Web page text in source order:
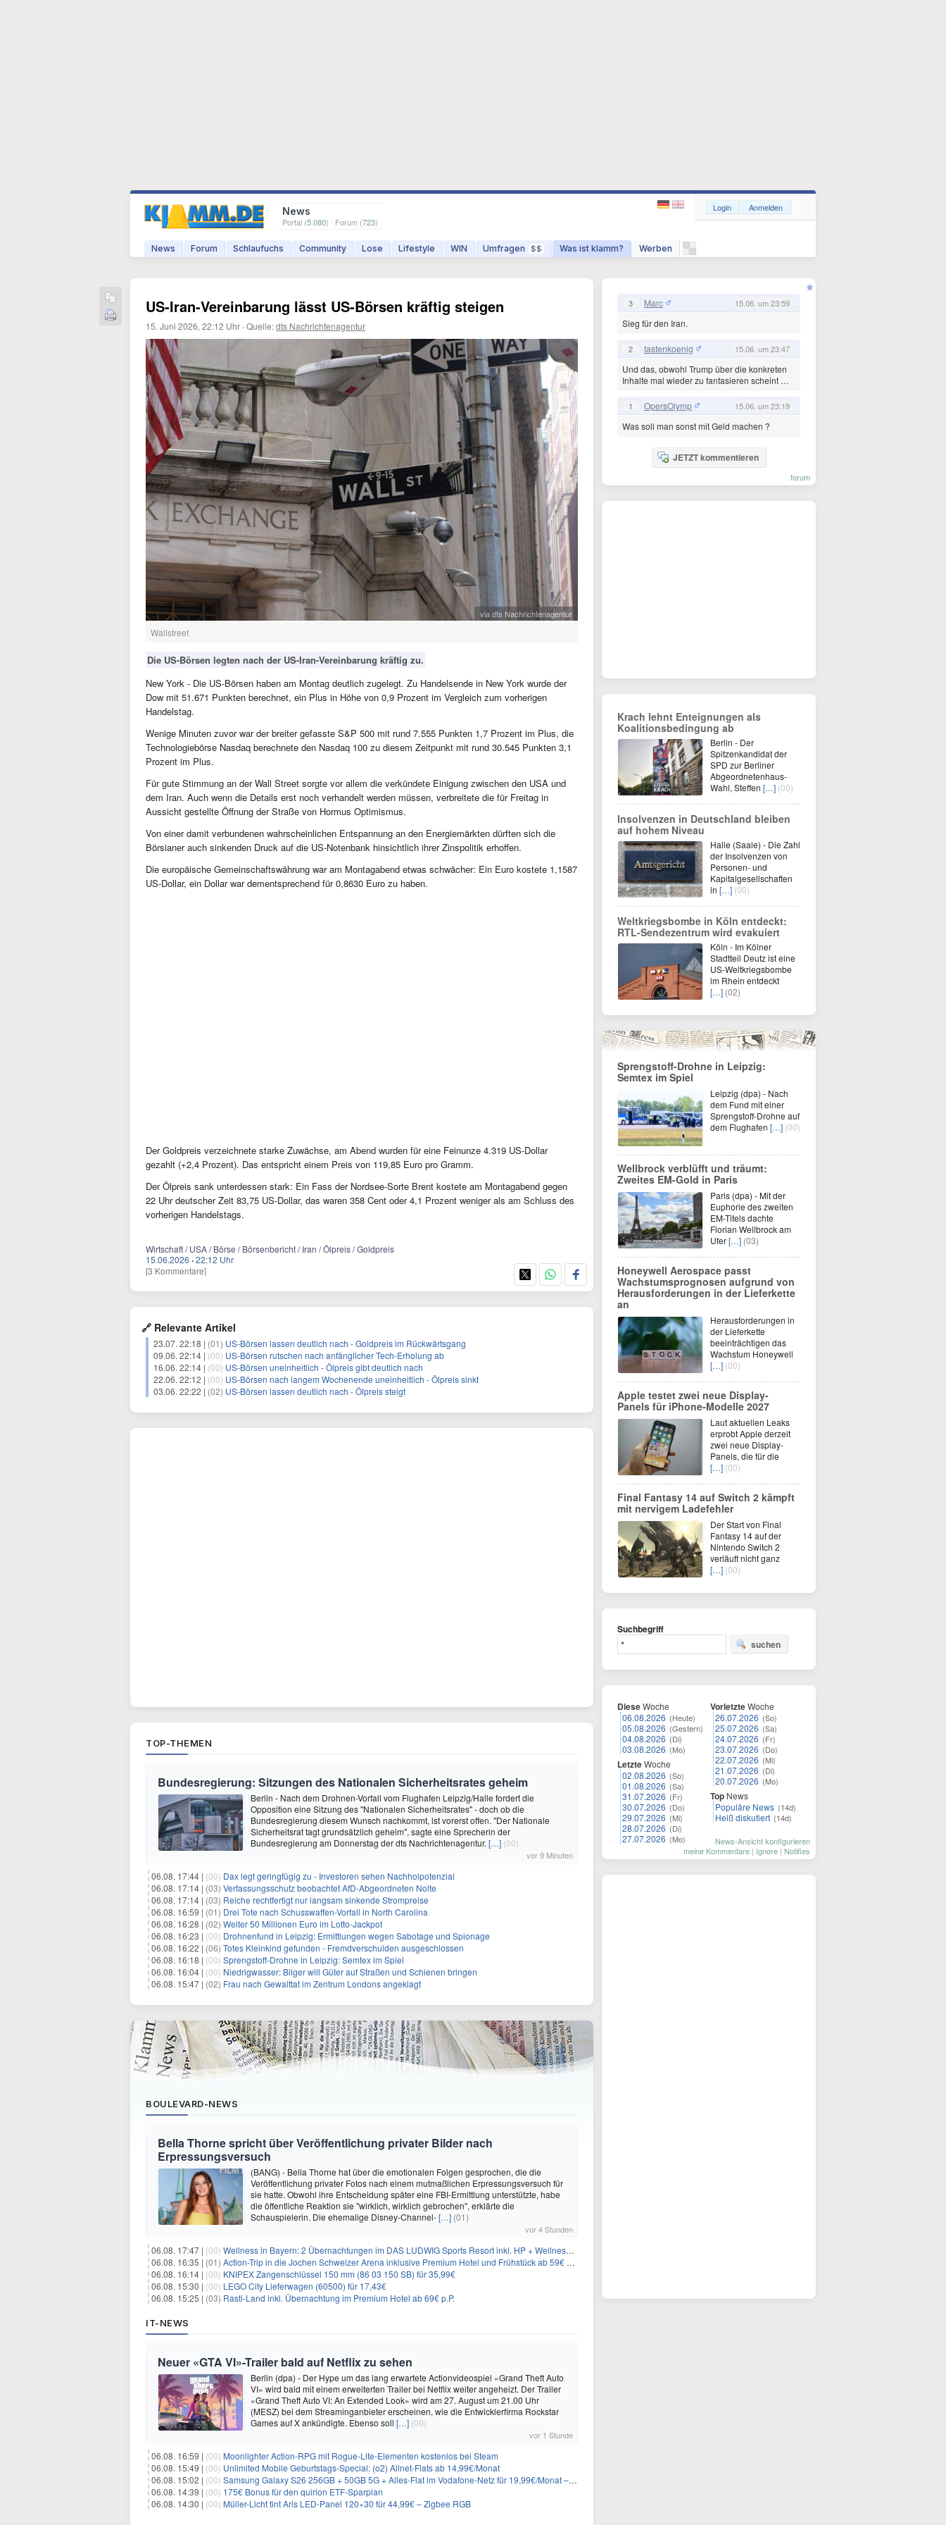
News
Portal (5.080) · Forum (723)
News Forum Schlaufuchs Community Lose Lifestyle WIN Umfragen $$ Was ist klamm? Werben
Login Anmelden
US-Iran-Vereinbarung lässt US-Börsen kräftig steigen
15. Juni 2026, 22:12 Uhr ·Quelle:dts Nachrichtenagentur
via dts Nachrichtenagentur
Wallstreet
Die US-Börsen legten nach der US-Iran-Vereinbarung kräftig zu.
New York - Die US-Börsen haben am Montag deutlich zugelegt. Zu Handelsende in New York wurde der
Dow mit 51.671 Punkten berechnet, ein Plus in Höhe von 0,9 Prozent im Vergleich zum vorherigen
Handelstag.
Wenige Minuten zuvor war der breiter gefasste S&P 500 mit rund 7.555 Punkten 1,7 Prozent im Plus, die
Technologiebörse Nasdaq berechnete den Nasdaq 100 zu diesem Zeitpunkt mit rund 30.545 Punkten 3,1
Prozent im Plus.
Für gute Stimmung an der Wall Street sorgte vor allem die verkündete Einigung zwischen den USA und
dem Iran. Auch wenn die Details erst noch verhandelt werden müssen, verbreitete die für Freitag in
Aussicht gestellte Öffnung der Straße von Hormus Optimismus.
Von einer damit verbundenen wahrscheinlichen Entspannung an den Energiemärkten dürften sich die
Börsianer auch sinkenden Druck auf die US-Notenbank hinsichtlich ihrer Zinspolitik erhoffen.
Die europäische Gemeinschaftswährung war am Montagabend etwas schwächer: Ein Euro kostete 1,1587
US-Dollar, ein Dollar war dementsprechend für 0,8630 Euro zu haben.
Der Goldpreis verzeichnete starke Zuwächse, am Abend wurden für eine Feinunze 4.319 US-Dollar
gezahlt (+2,4 Prozent). Das entspricht einem Preis von 119,85 Euro pro Gramm.
Der Ölpreis sank unterdessen stark: Ein Fass der Nordsee-Sorte Brent kostete am Montagabend gegen
22 Uhr deutscher Zeit 83,75 US-Dollar, das waren 358 Cent oder 4,1 Prozent weniger als am Schluss des
vorherigen Handelstags.
Wirtschaft / USA / Börse / Börsenbericht / Iran / Ölpreis / Goldpreis
15.06.2026 ·22:12 Uhr
[3 Kommentare]
🔗 Relevante Artikel
23.07. 22:18 | (01) US-Börsen lassen deutlich nach - Goldpreis im Rückwärtsgang
09.06. 22:14 | (00) US-Börsen rutschen nach anfänglicher Tech-Erholung ab
16.06. 22:14 | (00) US-Börsen uneinheitlich - Ölpreis gibt deutlich nach
22.06. 22:12 | (00) US-Börsen nach langem Wochenende uneinheitlich - Ölpreis sinkt
03.06. 22:22 | (02) US-Börsen lassen deutlich nach - Ölpreis steigt
TOP-THEMEN
Bundesregierung: Sitzungen des Nationalen Sicherheitsrates geheim
Berlin - Nach dem Drohnen-Vorfall vom Flughafen Leipzig/Halle fordert die
Opposition eine Sitzung des "Nationalen Sicherheitsrates" - doch ob die
Bundesregierung diesem Wunsch nachkommt, ist vorerst offen. "Der Nationale
Sicherheitsrat tagt grundsätzlich geheim", sagte eine Sprecherin der
Bundesregierung am Donnerstag der dts Nachrichtenagentur. […] (00)
vor 9 Minuten
06.08. 17:44 | (00) Dax legt geringfügig zu - Investoren sehen Nachholpotenzial
06.08. 17:14 | (03) Verfassungsschutz beobachtet AfD-Abgeordneten Nolte
06.08. 17:14 | (03) Reiche rechtfertigt nur langsam sinkende Strompreise
06.08. 16:59 | (01) Drei Tote nach Schusswaffen-Vorfall in North Carolina
06.08. 16:28 | (02) Weiter 50 Millionen Euro im Lotto-Jackpot
06.08. 16:23 | (00) Drohnenfund in Leipzig: Ermittlungen wegen Sabotage und Spionage
06.08. 16:22 | (06) Totes Kleinkind gefunden - Fremdverschulden ausgeschlossen
06.08. 16:18 | (00) Sprengstoff-Drohne in Leipzig: Semtex im Spiel
06.08. 16:04 | (00) Niedrigwasser: Bilger will Güter auf Straßen und Schienen bringen
06.08. 15:47 | (02) Frau nach Gewalttat im Zentrum Londons angeklagt
BOULEVARD-NEWS
Bella Thorne spricht über Veröffentlichung privater Bilder nach
Erpressungsversuch
(BANG) - Bella Thorne hat über die emotionalen Folgen gesprochen, die die
Veröffentlichung privater Fotos nach einem mutmaßlichen Erpressungsversuch für
sie hatte. Obwohl ihre Entscheidung später eine FBI-Ermittlung unterstützte, habe
die öffentliche Reaktion sie "wirklich, wirklich gebrochen", erklärte die
Schauspielerin. Die ehemalige Disney-Channel-[…] (01)
vor 4 Stunden
06.08. 17:47 | (00) Wellness in Bayern: 2 Übernachtungen im DAS LUDWIG Sports Resort inkl. HP + Wellness ab 174€ p.P.
06.08. 16:35 | (01) Action-Trip in die Jochen Schweizer Arena inklusive Premium Hotel und Frühstück ab 59€ p.P.
06.08. 16:14 | (00) KNIPEX Zangenschlüssel 150 mm (86 03 150 SB) für 35,99€
06.08. 15:30 | (00) LEGO City Lieferwagen (60500) für 17,43€
06.08. 15:25 | (03) Rasti-Land inkl. Übernachtung im Premium Hotel ab 69€ p.P.
IT-NEWS
Neuer «GTA VI»-Trailer bald auf Netflix zu sehen
Berlin (dpa) - Der Hype um das lang erwartete Actionvideospiel «Grand Theft Auto
VI» wird bald mit einem erweiterten Trailer bei Netflix weiter angeheizt. Der Trailer
«Grand Theft Auto VI: An Extended Look» wird am 27. August um 21.00 Uhr
(MESZ) bei dem Streaminganbieter erscheinen, wie die Entwicklerfirma Rockstar
Games auf X ankündigte. Ebenso soll […] (00)
vor 1 Stunde
06.08. 16:59 | (00) Moonlighter Action-RPG mit Rogue-Lite-Elementen kostenlos bei Steam
06.08. 15:49 | (00) Unlimited Mobile Geburtstags-Special: (o2) Allnet-Flats ab 14,99€/Monat
06.08. 15:02 | (00) Samsung Galaxy S26 256GB + 50GB 5G + Alles-Flat im Vodafone-Netz für 19,99€/Monat – eff. 0,20€/Monat
06.08. 14:39 | (00) 175€ Bonus für den quirion ETF-Sparplan
06.08. 14:30 | (00) Müller-Licht tint Aris LED-Panel 120×30 für 44,99€ – Zigbee RGB
3 Marc 15.06. um 23:59
Sieg für den Iran.
2 tastenkoenig 15.06. um 23:47
Und das, obwohl Trump über die konkreten
Inhalte mal wieder zu fantasieren scheint …
1 OpersOlymp 15.06. um 23:19
Was soll man sonst mit Geld machen ?
JETZT kommentieren
forum
Krach lehnt Enteignungen als
Koalitionsbedingung ab
Berlin - Der
Spitzenkandidat der
SPD zur Berliner
Abgeordnetenhaus-
Wahl, Steffen […] (00)
Insolvenzen in Deutschland bleiben
auf hohem Niveau
Halle (Saale) - Die Zahl
der Insolvenzen von
Personen- und
Kapitalgesellschaften
in […] (00)
Weltkriegsbombe in Köln entdeckt:
RTL-Sendezentrum wird evakuiert
Köln - Im Kölner
Stadtteil Deutz ist eine
US-Weltkriegsbombe
im Rhein entdeckt
[…] (02)
Sprengstoff-Drohne in Leipzig:
Semtex im Spiel
Leipzig (dpa) - Nach
dem Fund mit einer
Sprengstoff-Drohne auf
dem Flughafen […] (00)
Wellbrock verblüfft und träumt:
Zweites EM-Gold in Paris
Paris (dpa) - Mit der
Euphorie des zweiten
EM-Titels dachte
Florian Wellbrock am
Ufer[…] (03)
Honeywell Aerospace passt
Wachstumsprognosen aufgrund von
Herausforderungen in der Lieferkette
an
Herausforderungen in
der Lieferkette
beeinträchtigen das
Wachstum Honeywell
[…] (00)
Apple testet zwei neue Display-
Panels für iPhone-Modelle 2027
Laut aktuellen Leaks
erprobt Apple derzeit
zwei neue Display-
Panels, die für die
[…] (00)
Final Fantasy 14 auf Switch 2 kämpft
mit nervigem Ladefehler
Der Start von Final
Fantasy 14 auf der
Nintendo Switch 2
verläuft nicht ganz
[…] (00)
Suchbegriff
suchen
DieseWoche
06.08.2026 (Heute)
05.08.2026 (Gestern)
04.08.2026 (Di)
03.08.2026 (Mo)
LetzteWoche
02.08.2026 (So)
01.08.2026 (Sa)
31.07.2026 (Fr)
30.07.2026 (Do)
29.07.2026 (Mi)
28.07.2026 (Di)
27.07.2026 (Mo)
VorletzteWoche
26.07.2026 (So)
25.07.2026 (Sa)
24.07.2026 (Fr)
23.07.2026 (Do)
22.07.2026 (Mi)
21.07.2026 (Di)
20.07.2026 (Mo)
Top News
Populäre News (14d)
Heiß diskutiert (14d)
News-Ansicht konfigurieren
meine Kommentare | Ignore | Notifies